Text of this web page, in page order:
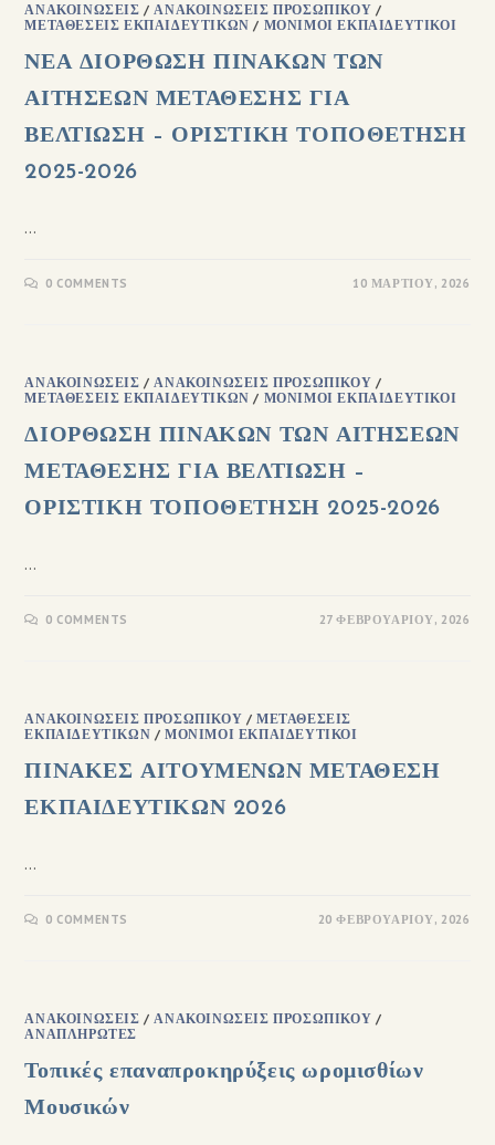
ΑΝΑΚΟΙΝΏΣΕΙΣ /ΑΝΑΚΟΙΝΏΣΕΙΣ ΠΡΟΣΩΠΙΚΟΎ /
ΜΕΤΑΘΈΣΕΙΣ ΕΚΠΑΙΔΕΥΤΙΚΏΝ / ΜΌΝΙΜΟΙ ΕΚΠΑΙΔΕΥΤΙΚΟΊ
ΝΕΑ ΔΙΟΡΘΩΣΗ ΠΙΝΑΚΩΝ ΤΩΝ
ΑΙΤΗΣΕΩΝ ΜΕΤΑΘΕΣΗΣ ΓΙΑ
ΒΕΛΤΙΩΣΗ – ΟΡΙΣΤΙΚΗ ΤΟΠΟΘΕΤΗΣΗ
2025-2026
…
0 COMMENTS 10 ΜΑΡΤΊΟΥ, 2026
ΑΝΑΚΟΙΝΏΣΕΙΣ /ΑΝΑΚΟΙΝΏΣΕΙΣ ΠΡΟΣΩΠΙΚΟΎ /
ΜΕΤΑΘΈΣΕΙΣ ΕΚΠΑΙΔΕΥΤΙΚΏΝ / ΜΌΝΙΜΟΙ ΕΚΠΑΙΔΕΥΤΙΚΟΊ
ΔΙΟΡΘΩΣΗ ΠΙΝΑΚΩΝ ΤΩΝ ΑΙΤΗΣΕΩΝ
ΜΕΤΑΘΕΣΗΣ ΓΙΑ ΒΕΛΤΙΩΣΗ –
ΟΡΙΣΤΙΚΗ ΤΟΠΟΘΕΤΗΣΗ 2025-2026
…
0 COMMENTS 27 ΦΕΒΡΟΥΑΡΊΟΥ, 2026
ΑΝΑΚΟΙΝΏΣΕΙΣ ΠΡΟΣΩΠΙΚΟΎ /ΜΕΤΑΘΈΣΕΙΣ
ΕΚΠΑΙΔΕΥΤΙΚΏΝ /ΜΌΝΙΜΟΙ ΕΚΠΑΙΔΕΥΤΙΚΟΊ
ΠΙΝΑΚΕΣ ΑΙΤΟΥΜΕΝΩΝ ΜΕΤΑΘΕΣΗ
ΕΚΠΑΙΔΕΥΤΙΚΩΝ 2026
…
0 COMMENTS 20 ΦΕΒΡΟΥΑΡΊΟΥ, 2026
ΑΝΑΚΟΙΝΏΣΕΙΣ /ΑΝΑΚΟΙΝΏΣΕΙΣ ΠΡΟΣΩΠΙΚΟΎ /
ΑΝΑΠΛΗΡΩΤΈΣ
Τοπικές επαναπροκηρύξεις ωρομισθίων
Μουσικών